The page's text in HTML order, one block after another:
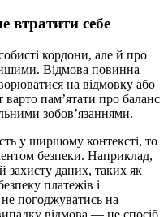
втратити себе
кордони, але й про
Відмова повинна
на відмовку або
пам’ятати про баланс
зобов’язаннями.
у ширшому контексті, то
безпеки. Наприклад,
захисту даних, таких як
платежів і
не погоджуватись на
відмова — це спосіб